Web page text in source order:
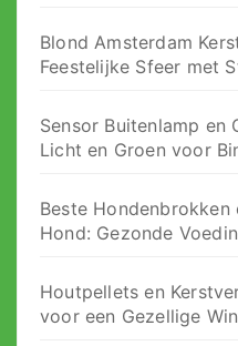
Blond Amsterdam
Feestelijke Sfeer met
Sensor Buitenlamp en
Licht en Groen voor
Beste
Hond: Gezonde
Houtpellets en
voor een Gezellige